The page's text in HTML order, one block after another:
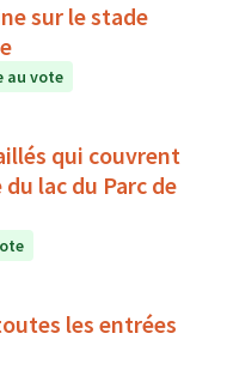
sur le stade
au vote
qui couvrent
lac du Parc de
les entrées